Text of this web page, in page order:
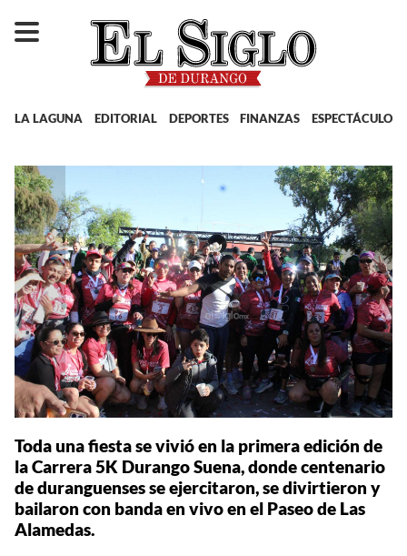
LA LAGUNA EDITORIAL DEPORTES FINANZAS ESPECTÁCULOS
Toda una fiesta se vivió en la primera edición de
la Carrera 5K Durango Suena, donde centenario
de duranguenses se ejercitaron, se divirtieron y
bailaron con banda en vivo en el Paseo de Las
Alamedas.